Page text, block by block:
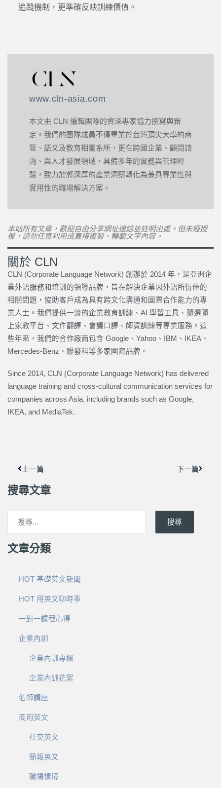
追蹤機制，更準確反映訓練價值。
www.cln-asia.com
本文由 CLN 編輯團隊的資深專家協力撰寫與審
定。我們的團隊成員不僅畢業於台灣頂尖大學的商
管、語文及教育相關系所，更在跨國企業、顧問諮
詢、與人才發展領域，具備多年的實務與管理經
驗，致力於將深厚的產業洞察轉化為兼具專業性與
實用性的職場解決方案。
本站所有文章，歡迎自由分享網址連結並註明出處。但未經授
權，請勿任意利用或直接複製、轉載文字內容。
關於 CLN
CLN (Corporate Language Network) 創辦於 2014 年，是亞洲企
業外語服務和培訓的領導品牌，旨在解決企業因外語所衍伸的
相關問題，協助客戶成為具有跨文化溝通和國際合作能力的專
業人士。我們提供一流的企業教育訓練、AI 學習工具、隨選隨
上家教平台、文件翻譯、會議口譯、師資訓練等專業服務。這
些年來，我們的合作廠商包含 Google、Yahoo、IBM、IKEA、
Mercedes-Benz、聯發科等多家國際品牌。
Since 2014, CLN (Corporate Language Network) has delivered
language training and cross-cultural communication services for
companies across Asia, including brands such as Google,
IKEA, and MediaTek.
上一篇 下一篇
搜尋文章
搜尋
文章分類
HOT 基礎英文新聞
HOT 用英文聊時事
一對一課程心得
企業內訓
企業內訓專欄
企業內訓花絮
名師講座
商用英文
社交英文
簡報英文
職場情境